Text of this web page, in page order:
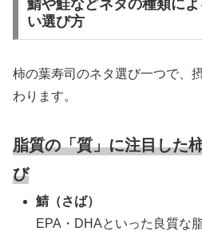
鯖や鮭などネタの種類に
い選び方
柿の葉寿司のネタ選び一つで、
わります。
脂質の「質」に注目した
び
鯖（さば）
EPA・DHAといった良質な